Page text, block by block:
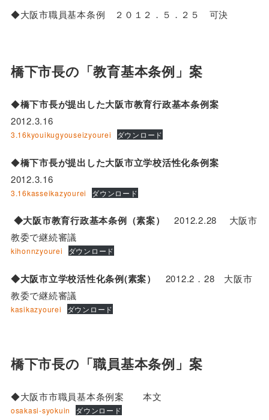
◆大阪市職員基本条例 ２０１２．５．２５ 可決
橋下市長の「教育基本条例」案
◆橋下市長が提出した大阪市教育行政基本条例案
2012.3.16
3.16kyouikugyouseizyourei ダウンロード
◆橋下市長が提出した大阪市立学校活性化条例案
2012.3.16
3.16kasseikazyourei ダウンロード
◆大阪市教育行政基本条例（素案）
2012.2.28 大阪市
教委で継続審議
kihonnzyourei ダウンロード
◆大阪市立学校活性化条例(素案）
2012.2．28 大阪市
教委で継続審議
kasikazyourei ダウンロード
橋下市長の「職員基本条例」案
◆大阪市市職員基本条例案 本文
osakasi-syokuin ダウンロード